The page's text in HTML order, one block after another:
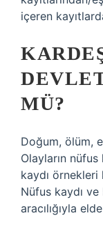
içeren
MÜ?
Doğum, ölüm,
Olayların
kaydı
Nüfus kaydı
aracılığıyla